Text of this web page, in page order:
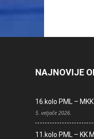
NAJNOVIJE
16.kolo PML –
5. veljače 2026.
11.kolo PML – KK